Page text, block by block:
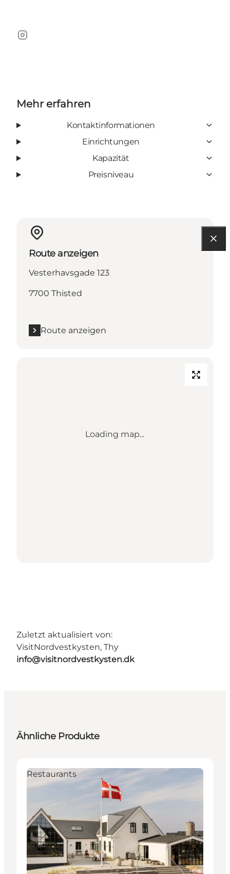
Instagram
Mehr erfahren
Kontaktinformationen
Einrichtungen
Kapazität
Preisniveau
Route anzeigen
Vesterhavsgade 123
7700 Thisted
Route anzeigen
Loading map...
Zuletzt aktualisiert von:
VisitNordvestkysten, Thy
info@visitnordvestkysten.dk
Ähnliche Produkte
Restaurants